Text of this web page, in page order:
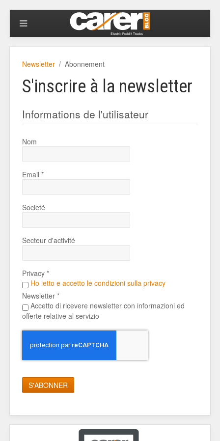
Newsletter Abonnement
S'inscrire à la newsletter
Informations de l'utilisateur
Nom
Email *
Societé
Secteur d'activité
Privacy *
Ho letto e accetto le condizioni sulla privacy
Newsletter *
Accetto di ricevere newsletter con informazioni ed
offerte relative al servizio